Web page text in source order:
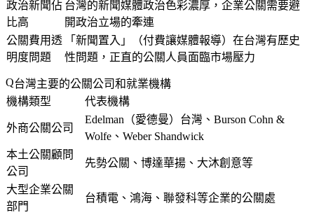
政治新聞佔
比高
台灣的新聞媒體政治色彩濃厚，企業公關需要避
開政治立場的牽連
公關費用透
明度問題
「新聞置入」（付費讓媒體報導）在台灣有歷史
性問題，正直的公關人員面臨市場壓力
台灣主要的公關公司和就業機構
機構類型
代表機構
外商公關公司
Edelman（愛德曼）台灣、Burson Cohn &
Wolfe、Weber Shandwick
本土公關顧問
公司
先勢公關、博達華揚、大沐創意等
大型企業公關
部門
台積電、鴻海、聯發科等企業的公關處